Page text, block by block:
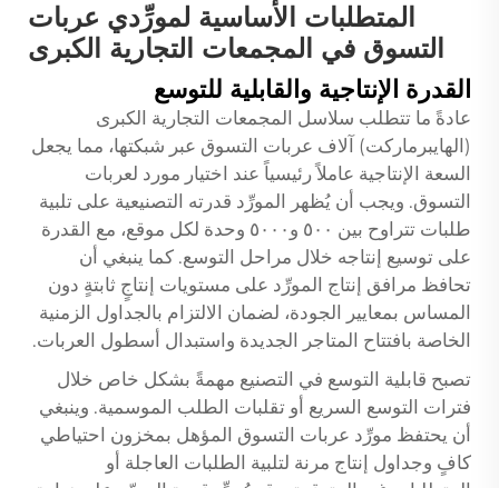
المتطلبات الأساسية لمورِّدي عربات
التسوق في المجمعات التجارية الكبرى
القدرة الإنتاجية والقابلية للتوسع
عادةً ما تتطلب سلاسل المجمعات التجارية الكبرى
(الهايبرماركت) آلاف عربات التسوق عبر شبكتها، مما يجعل
السعة الإنتاجية عاملاً رئيسياً عند اختيار مورد لعربات
التسوق. ويجب أن يُظهر المورِّد قدرته التصنيعية على تلبية
طلبات تتراوح بين ٥٠٠ و٥٠٠٠ وحدة لكل موقع، مع القدرة
على توسيع إنتاجه خلال مراحل التوسع. كما ينبغي أن
تحافظ مرافق إنتاج المورِّد على مستويات إنتاجٍ ثابتةٍ دون
المساس بمعايير الجودة، لضمان الالتزام بالجداول الزمنية
الخاصة بافتتاح المتاجر الجديدة واستبدال أسطول العربات.
تصبح قابلية التوسع في التصنيع مهمةً بشكل خاص خلال
فترات التوسع السريع أو تقلبات الطلب الموسمية. وينبغي
أن يحتفظ مورِّد عربات التسوق المؤهل بمخزون احتياطي
كافٍ وجداول إنتاج مرنة لتلبية الطلبات العاجلة أو